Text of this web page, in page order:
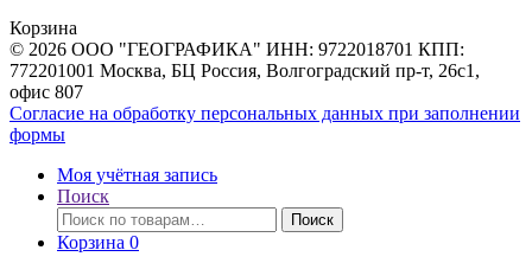
Корзина
© 2026 ООО "ГЕОГРАФИКА" ИНН: 9722018701 КПП:
772201001 Москва, БЦ Россия, Волгоградский пр-т, 26с1,
офис 807
Согласие на обработку персональных данных при заполнении
формы
Моя учётная запись
Поиск
Искать:
Поиск
Корзина 0